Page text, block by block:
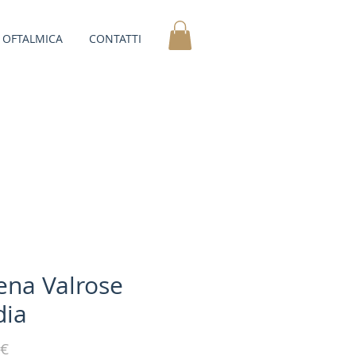
OFTALMICA CONTATTI
Valrose
Prezzo